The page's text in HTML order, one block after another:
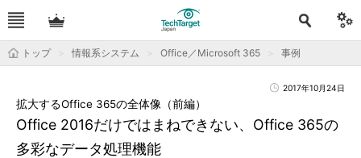
トップ 情報系システム Office／Microsoft 365 事例
2017年10月24日
Office 2016だけではまねできない、Office 365の
多彩なデータ処理機能
拡大するOffice 365の全体像（前編）